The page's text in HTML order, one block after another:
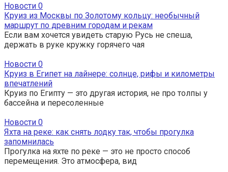
Новости 0
Круиз из Москвы по Золотому кольцу: необычный
маршрут по древним городам и рекам
Если вам хочется увидеть старую Русь не спеша,
держать в руке кружку горячего чая
Новости 0
Круиз в Египет на лайнере: солнце, рифы и километры
впечатлений
Круиз по Египту — это другая история, не про толпы у
бассейна и пересоленные
Новости 0
Яхта на реке: как снять лодку так, чтобы прогулка
запомнилась
Прогулка на яхте по реке — это не просто способ
перемещения. Это атмосфера, вид